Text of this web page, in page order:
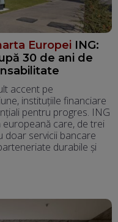
Europei ING:
30 de ani de
accent pe
instituțiile financiare
pentru progres. ING
care, de trei
doar servicii bancare
durabile și